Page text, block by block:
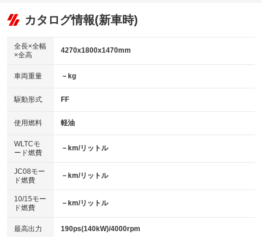
リフトアップ
：装備なし
：装備なし
パワーウィンドウ
アイドリングストップ
：装備あり
USB入力端子
：装備あり
100V電源
：装備なし
センターデフロック
：装備なし
電動格納ミラー
：装備あり
ビジュアル
：装備なし
：装備あり
革シート
キーレス
HID(キセノンライト)
：装備あり
バックカメラ
：装備あり
エアロ
：装備なし
：装備なし
パワーシート
ベンチシート
：装備なし
チップアップシート
：装備なし
カタログ情報(新車時)
全長×全幅
×全高
4270x1800x1470mm
車両重量 －kg
駆動形式 FF
使用燃料 軽油
WLTCモ
ード燃費
－km/リットル
JC08モー
ド燃費
－km/リットル
10/15モー
ド燃費
－km/リットル
最高出力 190ps(140kW)/4000rpm